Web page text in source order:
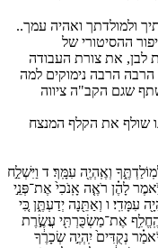
ולמולדתך ואהיה עמך..
ההסיטורי של
את צורת העבודה
הרבה נימוקים למה
שגם הקב"ה ציווה
שולף את הקלף המנצח
וְאֶֽהְיֶ֖ה עִמָּֽךְ׃ ד וַיִּשְׁלַ֣ח
לָהֶ֗ן רֹאֶ֤ה אָֽנֹכִי֙ אֶת־פְּנֵ֣י
עִמָּדִֽי׃ ו וְאַתֵּ֖נָה יְדַעְתֶּ֑ן כִּ֚י
וְהֶֽחֱלִ֥ף אֶת־מַשְׂכֻּרְתִּ֖י עֲשֶׂ֣רֶת
נְקֻדִּים֙ יִֽהְיֶ֣ה שְׂכָרֶ֔ךָ